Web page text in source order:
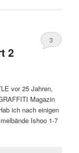
2
3
vor 25 Jahren,
Magazin
ich nach einigen
Ishoo 1-7